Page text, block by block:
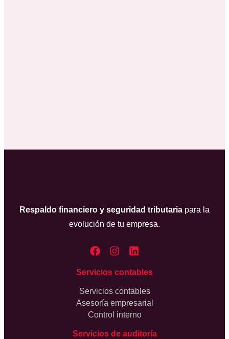
Respaldo financiero y seguridad tributaria para la
evolución de tu empresa.
Servicios contables
Servicios contables
Asesoría empresarial
Control interno
Servicios de auditoría